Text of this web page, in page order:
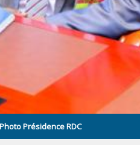
Présidence RDC